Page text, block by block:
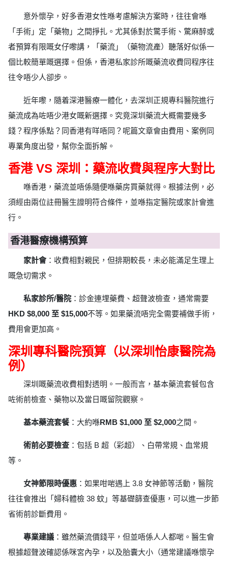
意外懷孕，好多香港女性喺考慮解決方案時，往往會喺
「手術」定「藥物」之間掙扎。尤其係對於驚手術、驚麻醉或
者預算有限嘅女仔嚟講，「藥流」（藥物流產）聽落好似係一
個比較簡單嘅選擇。但係，香港私家診所嘅藥流收費同程序往
往令唔少人卻步。
近年嚟，隨着深港醫療一體化，去深圳正規專科醫院進行
藥流成為咗唔少港女嘅新選擇。究竟深圳藥流大概需要幾多
錢？程序係點？同香港有咩唔同？呢篇文章會由費用、案例同
專業角度出發，幫你全面拆解。
香港 VS 深圳：藥流收費與程序大對比
喺香港，藥流並唔係隨便喺藥房買藥就得。根據法例，必
須經由兩位註冊醫生證明符合條件，並喺指定醫院或家計會進
行。
香港醫療機構預算
家計會：收費相對親民，但排期較長，未必能滿足生理上
嘅急切需求。
私家診所/醫院 ：診金連埋藥費、超聲波檢查，通常需要
HKD $8,000 至 $15,000不等。如果藥流唔完全需要補做手術，
費用會更加高。
深圳專科醫院預算（以深圳怡康醫院為
例）
深圳嘅藥流收費相對透明。一般而言，基本藥流套餐包含
咗術前檢查、藥物以及當日嘅留院觀察。
基本藥流套餐：大約喺RMB $1,000 至 $2,000之間。
術前必要檢查 ：包括 B 超（彩超）、白帶常規、血常規
等。
女神節限時優惠 ：如果咁啱遇上 3.8 女神節等活動，醫院
往往會推出「婦科體檢 38 蚊」等基礎篩查優惠，可以進一步節
省術前診斷費用。
專業建議 ：雖然藥流價錢平，但並唔係人人都啱。醫生會
根據超聲波確認係咪宮內孕，以及胎囊大小（通常建議喺懷孕